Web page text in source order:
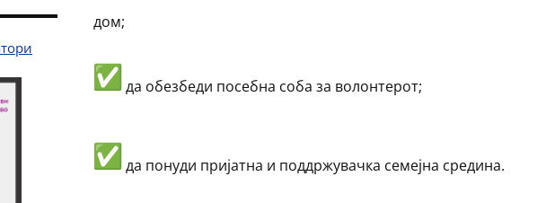
дом;
да обезбеди посебна соба за волонтерот;
да понуди пријатна и поддржувачка семејна средина.